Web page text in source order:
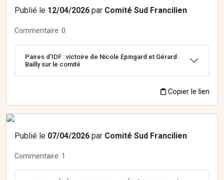
Publié le 12/04/2026 par Comité Sud Francilien
Commentaire: 0
Paires d'IDF : victoire de Nicole Epingard et Gérard
Bailly sur le comité
Copier le lien
Publié le 07/04/2026 par Comité Sud Francilien
Commentaire: 1